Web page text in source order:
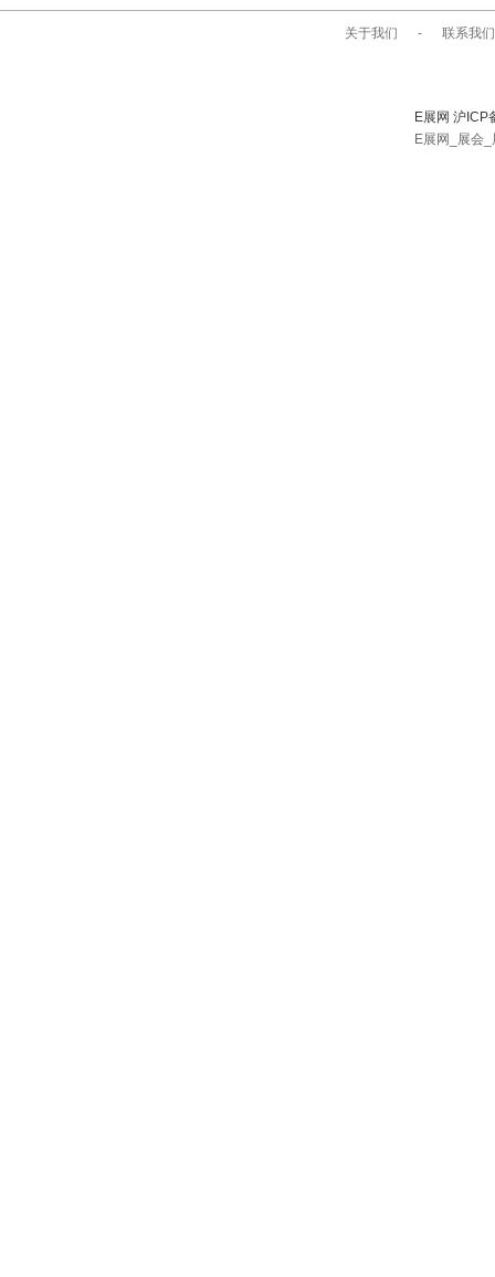
关于我们 - 联系我们
E展网 沪
E展网_展会